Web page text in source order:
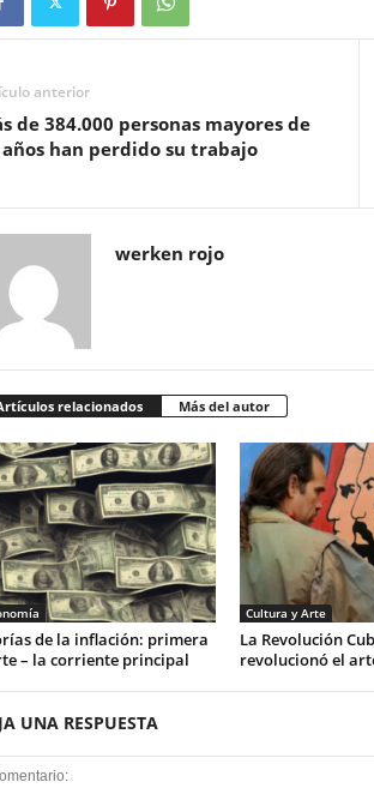
anterior
de 384.000 personas mayores de
años han perdido su trabajo
werken rojo
relacionados Más del autor
de la inflación: primera
– la corriente principal
Cultura y Arte
La Revolución
revolucionó el
UNA RESPUESTA